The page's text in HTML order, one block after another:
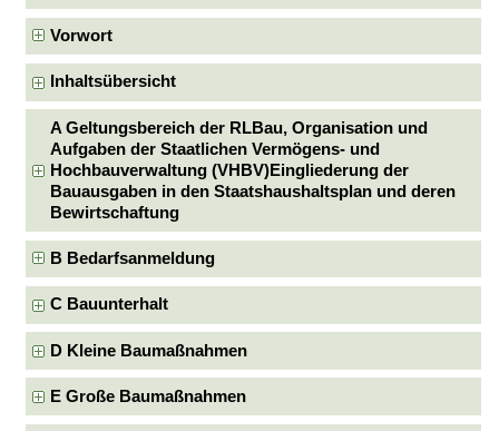
Vorwort
Inhaltsübersicht
A Geltungsbereich der RLBau, Organisation und
Aufgaben der Staatlichen Vermögens- und
Hochbauverwaltung (VHBV)Eingliederung der
Bauausgaben in den Staatshaushaltsplan und deren
Bewirtschaftung
B Bedarfsanmeldung
C Bauunterhalt
D Kleine Baumaßnahmen
E Große Baumaßnahmen